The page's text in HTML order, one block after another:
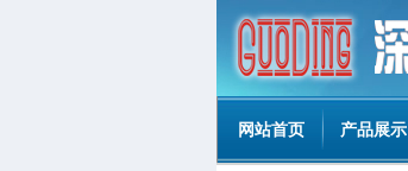
网站首页 产品展示